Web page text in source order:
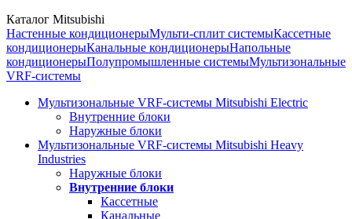
Каталог Mitsubishi
Настенные кондиционерыМульти-сплит системыКассетные
кондиционерыКанальные кондиционерыНапольные
кондиционерыПолупромышленные системыМультизональные
VRF-системы
Мультизональные VRF-системы Mitsubishi Electric
Внутренние блоки
Наружные блоки
Мультизональные VRF-системы Mitsubishi Heavy
Industries
Наружные блоки
Внутренние блоки
Кассетные
Канальные